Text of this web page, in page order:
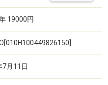
19000円
7月11日